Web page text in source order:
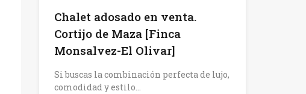
Chalet adosado en venta.
Cortijo de Maza [Finca
Monsalvez-El Olivar]
Si buscas la combinación perfecta de lujo,
comodidad y estilo…